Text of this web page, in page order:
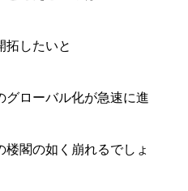
拓したいと
ローバル化が急速に進
閣の如く崩れるでしょ